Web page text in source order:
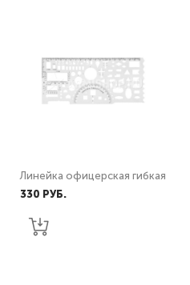
Линейка офицерская гибкая
330 PУБ.